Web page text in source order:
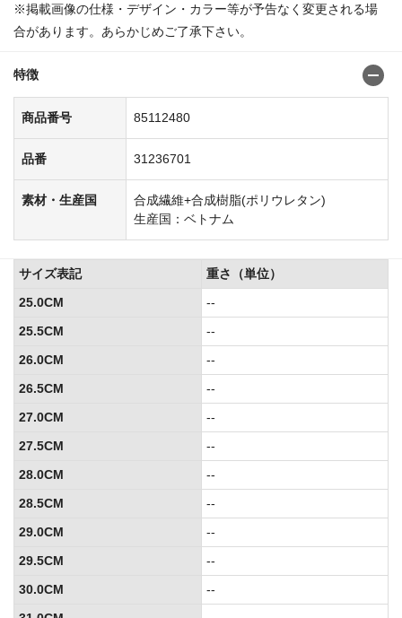
※掲載画像の仕様・デザイン・カラー等が予告なく変更される場
合があります。あらかじめご了承下さい。
特徴
商品番号 85112480
品番 31236701
素材・生産国
合成繊維+合成樹脂(ポリウレタン)
生産国：ベトナム
サイズ表記
重さ（単位）
25.0CM
--
25.5CM
--
26.0CM
--
26.5CM
--
27.0CM
--
27.5CM
--
28.0CM
--
28.5CM
--
29.0CM
--
29.5CM
--
30.0CM
--